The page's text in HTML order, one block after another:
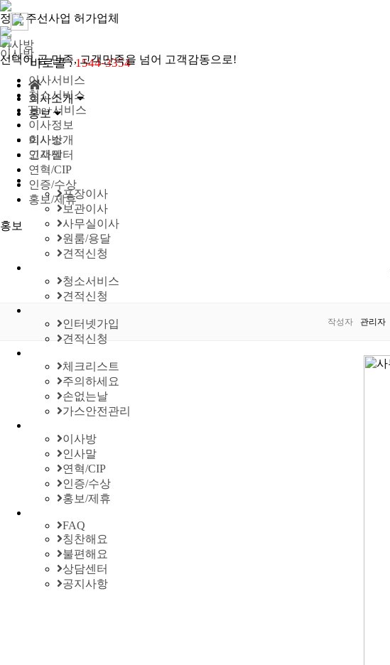
정식 주선사업 허가업체
이사방
이사서비스
청소서비스
The+서비스
이사정보
회사소개
고객센터
바로콜 :1544-3354
포장이사
보관이사
사무실이사
원룸/용달
견적신청
청소서비스
견적신청
인터넷가입
견적신청
체크리스트
주의하세요
손없는날
가스안전관리
이사방
인사말
연혁/CIP
인증/수상
홍보/제휴
FAQ
칭찬해요
불편해요
상담센터
공지사항
이사방
선택이 곧 만족, 고객만족을 넘어 고객감동으로!
회사소개
홍보
이사방
인사말
연혁/CIP
인증/수상
홍보/제휴
홍보
작성자 관리자